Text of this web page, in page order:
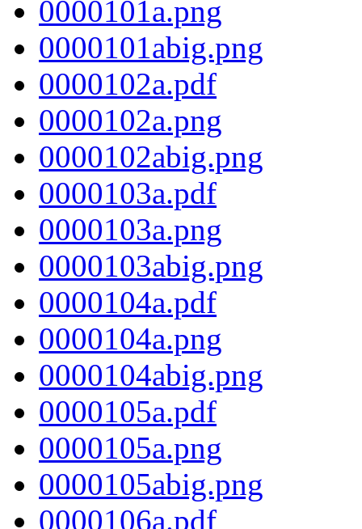
0000101a.png
0000101abig.png
0000102a.pdf
0000102a.png
0000102abig.png
0000103a.pdf
0000103a.png
0000103abig.png
0000104a.pdf
0000104a.png
0000104abig.png
0000105a.pdf
0000105a.png
0000105abig.png
0000106a.pdf